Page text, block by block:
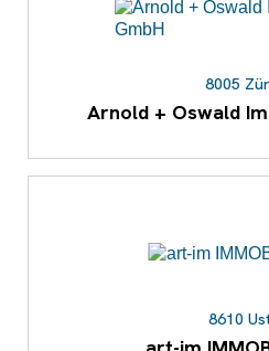
8005
Arnold + Oswald
8610